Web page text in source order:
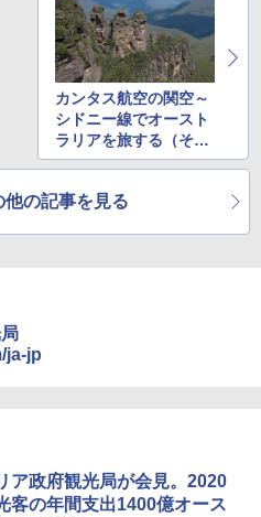
バンドック)ソロ ドーム 1 EX BDK
キ ソロキャンプ ポリエステル フ
ーム型 テント
ト トイレテント 透けない【換気
カンタス航空の関空～
シドニー線でオースト
ラリアを旅する（その
2）
他の記事を見る
ja-jp
ア政府観光局が会見。2020
客の年間支出1400億オース